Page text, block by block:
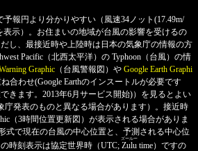
報円より分かりやすい（風速34ノット(17.49m/
示）。お住まいの地域が台風の影響を受けるの
し、最接近時や上陸時は日本の気象庁の情報の方
Pacific（北西太平洋）の Typhoon（台風）の情
Graphic （台風警報図）や Google Earth Graphi
ね合わせ(Google Earthのインスートルが必要です
きます。2013年6月サービス開始)）を見るとよい
庁発表のものと異なる場合があります）。接近時
（3時間位置更新図）が表示される場合がありま
式で現在の台風の中心位置と、予測される中心位
時刻表示は協定世界時（UTC; Zulu
ズールー
time）ですの